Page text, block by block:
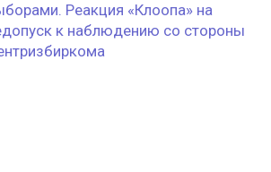
Реакция «Клоопа» на
к наблюдению со стороны